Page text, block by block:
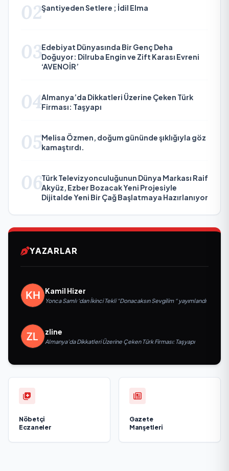
02Şantiyeden Setlere ; İdil Elma
03Edebiyat Dünyasında Bir Genç Deha
Doğuyor: Dilruba Engin ve Zift Karası Evreni
‘AVENOİR’
04Almanya’da Dikkatleri Üzerine Çeken Türk
Firması: Taşyapı
05Melisa Özmen, doğum gününde şıklığıyla göz
kamaştırdı.
06Türk Televizyonculuğunun Dünya Markası Raif
Akyüz, Ezber Bozacak Yeni Projesiyle
Dijitalde Yeni Bir Çağ Başlatmaya Hazırlanıyor
YAZARLAR
Kamil Hizer
Yonca Samlı ‘dan İkinci Tekli “Donacaksın Sevgilim “ yayımlandı
zline
Almanya’da Dikkatleri Üzerine Çeken Türk Firması: Taşyapı
Nöbetçi
Eczaneler
Gazete
Manşetleri